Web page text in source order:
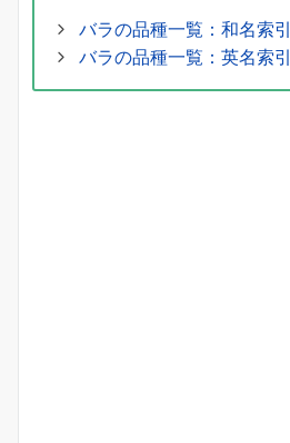
バラの品種一覧：和名索引
バラの品種一覧：英名索引